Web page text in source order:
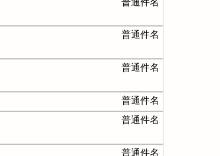
普通件名
普通件名
普通件名
普通件名
普通件名